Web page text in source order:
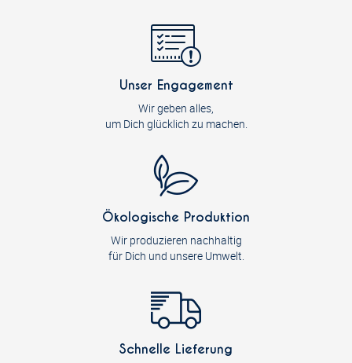
Unser Engagement
Wir geben alles,
um Dich glücklich zu machen.
Ökologische Produktion
Wir produzieren nachhaltig
für Dich und unsere Umwelt.
Schnelle Lieferung